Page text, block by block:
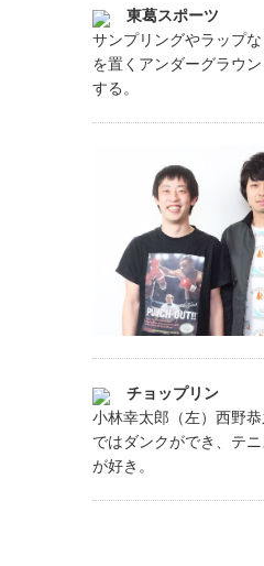
東葛スポーツ
サンプリングやラップ
を置くアンダーグラウ
する。
チョップリン
小林幸太郎（左）西野
ではダンクができ、テ
が好き。